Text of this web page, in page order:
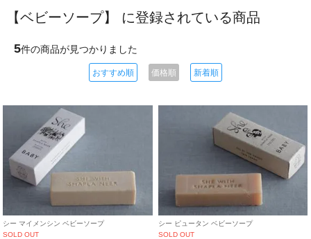
【ベビーソープ】 に登録されている商品
5件の商品が見つかりました
おすすめ順 価格順 新着順
シー マイメンシン ベビーソープ
SOLD OUT
シー ピュータン ベビーソープ
SOLD OUT